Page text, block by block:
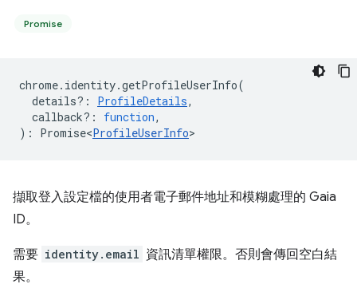
Promise
chrome. identity.getProfileUserInfo(
details? : ProfileDetails,
callback? : function,
) : Promise<ProfileUserInfo>
擷取登入設定檔的使用者電子郵件地址和模糊處理的 Gaia
ID。
需要 identity.email 資訊清單權限。否則會傳回空白結
果。